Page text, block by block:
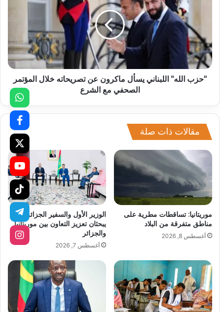
"حزب الله" اللبناني يسأل ماكرون عن تصريحاته خلال المؤتمر
الصحفي مع الشرع
مقالات ذات صلة
موريتانيا: تساقطات مطرية على
مناطق متفرقة من البلاد
أغسطس 8, 2026
الوزير الأول والسفير الجزائري
يبحثان تعزيز التعاون بين موريتانيا
والجزائر
أغسطس 7, 2026